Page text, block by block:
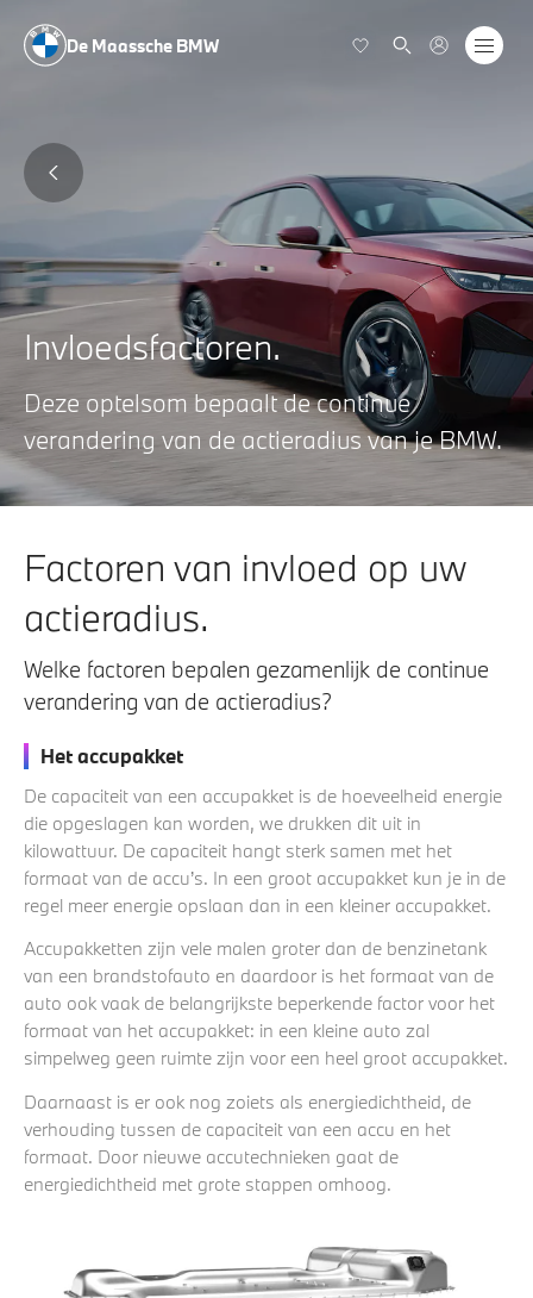
De Maassche BMW
Invloedsfactoren.
Deze optelsom bepaalt de continue
verandering van de actieradius van je BMW.
Factoren van invloed op uw
actieradius.
Welke factoren bepalen gezamenlijk de continue
verandering van de actieradius?
Het accupakket
De capaciteit van een accupakket is de hoeveelheid energie
die opgeslagen kan worden, we drukken dit uit in
kilowattuur. De capaciteit hangt sterk samen met het
formaat van de accu’s. In een groot accupakket kun je in de
regel meer energie opslaan dan in een kleiner accupakket.
Accupakketten zijn vele malen groter dan de benzinetank
van een brandstofauto en daardoor is het formaat van de
auto ook vaak de belangrijkste beperkende factor voor het
formaat van het accupakket: in een kleine auto zal
simpelweg geen ruimte zijn voor een heel groot accupakket.
Daarnaast is er ook nog zoiets als energiedichtheid, de
verhouding tussen de capaciteit van een accu en het
formaat. Door nieuwe accutechnieken gaat de
energiedichtheid met grote stappen omhoog.